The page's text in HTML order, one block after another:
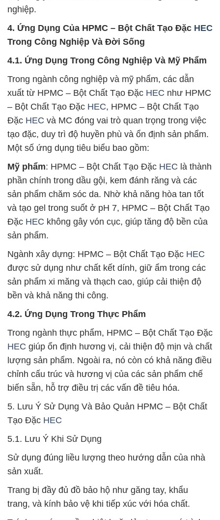
nghiệp.
4. Ứng Dụng Của HPMC – Bột Chất Tạo Đặc HEC
Trong Công Nghiệp Và Đời Sống
4.1. Ứng Dụng Trong Công Nghiệp Và Mỹ Phẩm
Trong ngành công nghiệp và mỹ phẩm, các dẫn
xuất từ HPMC – Bột Chất Tạo Đặc HEC như HPMC
– Bột Chất Tạo Đặc HEC, HPMC – Bột Chất Tạo
Đặc HEC và MC đóng vai trò quan trọng trong việc
tạo đặc, duy trì độ huyền phù và ổn định sản phẩm.
Một số ứng dụng tiêu biểu bao gồm:
Mỹ phẩm: HPMC – Bột Chất Tạo Đặc HEC là thành
phần chính trong dầu gội, kem đánh răng và các
sản phẩm chăm sóc da. Nhờ khả năng hòa tan tốt
và tạo gel trong suốt ở pH 7, HPMC – Bột Chất Tạo
Đặc HEC không gây vón cục, giúp tăng độ bền của
sản phẩm.
Ngành xây dựng: HPMC – Bột Chất Tạo Đặc HEC
được sử dụng như chất kết dính, giữ ẩm trong các
sản phẩm xi măng và thạch cao, giúp cải thiện độ
bền và khả năng thi công.
4.2. Ứng Dụng Trong Thực Phẩm
Trong ngành thực phẩm, HPMC – Bột Chất Tạo Đặc
HEC giúp ổn định hương vị, cải thiện độ mịn và chất
lượng sản phẩm. Ngoài ra, nó còn có khả năng điều
chỉnh cấu trúc và hương vị của các sản phẩm chế
biến sẵn, hỗ trợ điều trị các vấn đề tiêu hóa.
5. Lưu Ý Sử Dụng Và Bảo Quản HPMC – Bột Chất
Tạo Đặc HEC
5.1. Lưu Ý Khi Sử Dụng
Sử dụng đúng liều lượng theo hướng dẫn của nhà
sản xuất.
Trang bị đầy đủ đồ bảo hộ như găng tay, khẩu
trang, và kính bảo vệ khi tiếp xúc với hóa chất.